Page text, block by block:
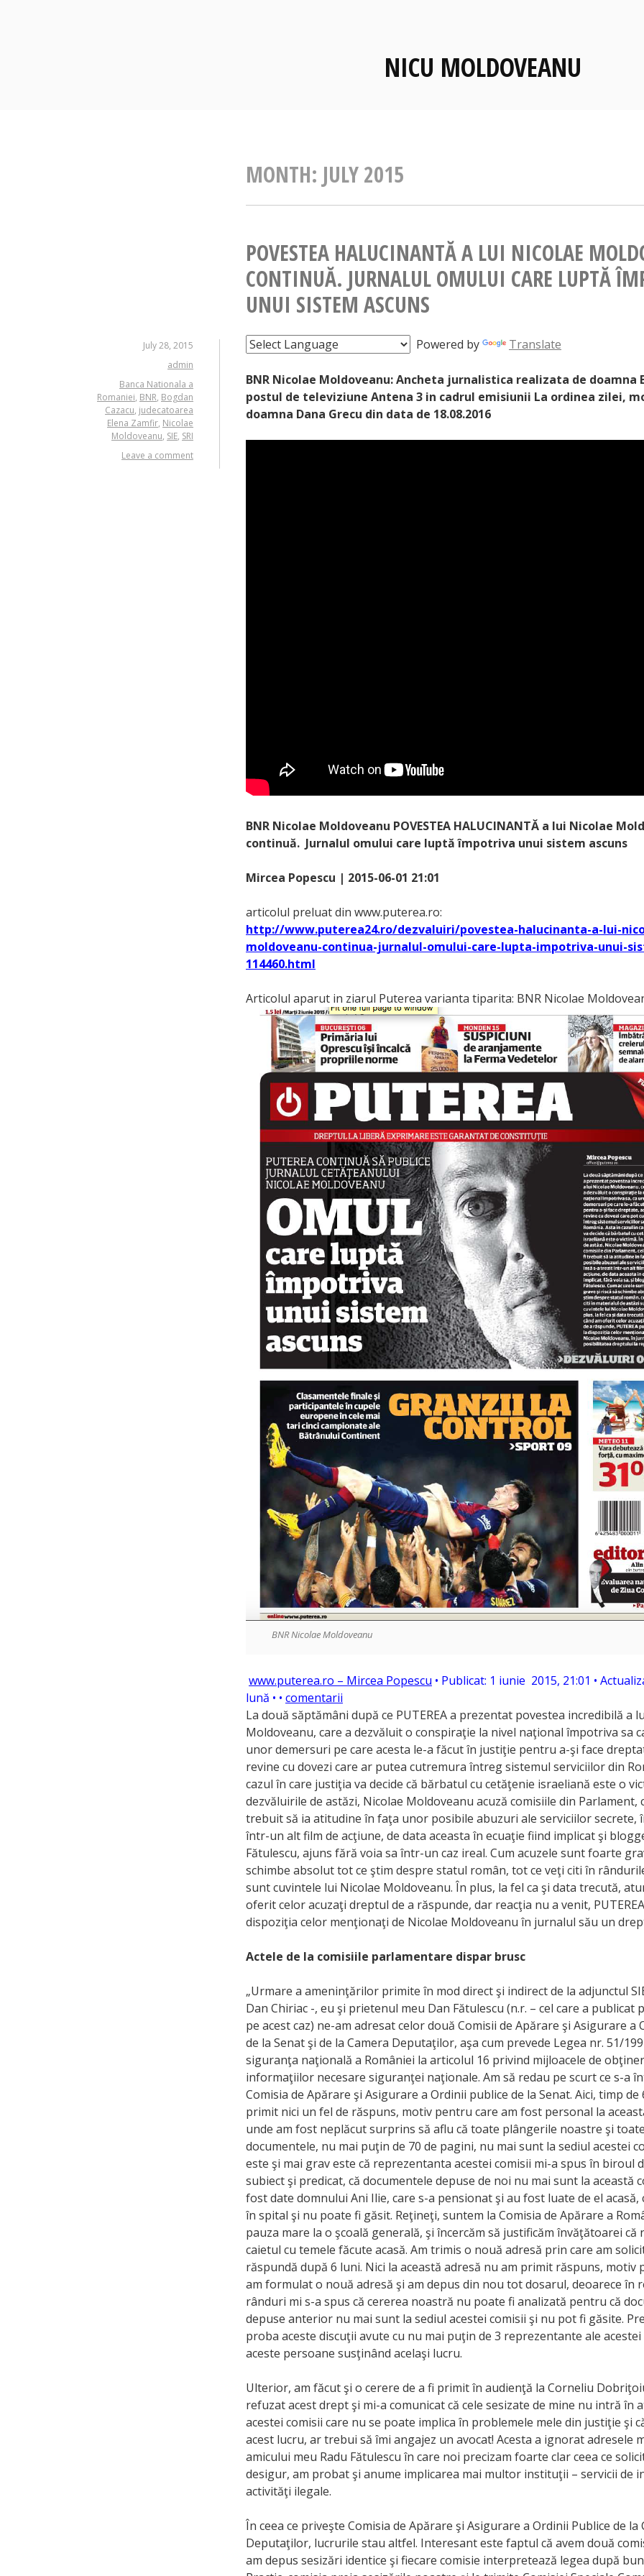
NICU MOLDOVEANU
MONTH: JULY 2015
POVESTEA HALUCINANTĂ A LUI NICOLAE
CONTINUĂ. JURNALUL OMULUI CARE LUPTĂ
UNUI SISTEM ASCUNS
July 28, 2015
admin
Banca Nationala a
Romaniei, BNR, Bogdan
Cazacu, judecatoarea
Elena Zamfir, Nicolae
Moldoveanu, SIE, SRI
Leave a comment
Powered by Translate
BNR Nicolae Moldoveanu: Ancheta jurnalistica realizata de doamna
postul de televiziune Antena 3 in cadrul emisiunii La ordinea zilei,
doamna Dana Grecu din data de 18.08.2016
BNR Nicolae Moldoveanu POVESTEA HALUCINANTĂ a lui Nicolae
continuă. Jurnalul omului care luptă împotriva unui sistem ascuns
Mircea Popescu | 2015-06-01 21:01
articolul preluat din www.puterea.ro:
http://www.puterea24.ro/dezvaluiri/povestea-halucinanta-a-lui-
moldoveanu-continua-jurnalul-omului-care-lupta-impotriva-unui-
114460.html
Articolul aparut in ziarul Puterea varianta tiparita: BNR Nicolae
BNR Nicolae Moldoveanu
www.puterea.ro – Mircea Popescu • Publicat: 1 iunie 2015, 21:01 •
lună • • comentarii
La două săptămâni după ce PUTEREA a prezentat povestea incredibilă a
Moldoveanu, care a dezvăluit o conspiraţie la nivel naţional împotriva sa
unor demersuri pe care acesta le-a făcut în justiţie pentru a-şi face
revine cu dovezi care ar putea cutremura întreg sistemul serviciilor din
cazul în care justiţia va decide că bărbatul cu cetăţenie israeliană este o
dezvăluirile de astăzi, Nicolae Moldoveanu acuză comisiile din Parlament,
trebuit să ia atitudine în faţa unor posibile abuzuri ale serviciilor secrete,
într-un alt film de acţiune, de data aceasta în ecuaţie fiind implicat şi
Fătulescu, ajuns fără voia sa într-un caz ireal. Cum acuzele sunt foarte
schimbe absolut tot ce ştim despre statul român, tot ce veţi citi în
sunt cuvintele lui Nicolae Moldoveanu. În plus, la fel ca şi data trecută,
oferit celor acuzaţi dreptul de a răspunde, dar reacţia nu a venit,
dispoziţia celor menţionaţi de Nicolae Moldoveanu în jurnalul său un
Actele de la comisiile parlamentare dispar brusc
„Urmare a ameninţărilor primite în mod direct şi indirect de la adjunctul
Dan Chiriac -, eu şi prietenul meu Dan Fătulescu (n.r. – cel care a publicat
pe acest caz) ne-am adresat celor două Comisii de Apărare şi Asigurare a
de la Senat şi de la Camera Deputaţilor, aşa cum prevede Legea nr. 51/
siguranţa naţională a României la articolul 16 privind mijloacele de
informaţiilor necesare siguranţei naţionale. Am să redau pe scurt ce s-a
Comisia de Apărare şi Asigurare a Ordinii publice de la Senat. Aici, timp
primit nici un fel de răspuns, motiv pentru care am fost personal la
unde am fost neplăcut surprins să aflu că toate plângerile noastre şi
documentele, nu mai puţin de 70 de pagini, nu mai sunt la sediul acestei
este şi mai grav este că reprezentanta acestei comisii mi-a spus în biroul
subiect şi predicat, că documentele depuse de noi nu mai sunt la această
fost date domnului Ani Ilie, care s-a pensionat şi au fost luate de el acasă,
în spital şi nu poate fi găsit. Reţineţi, suntem la Comisia de Apărare a
pauza mare la o şcoală generală, şi încercăm să justificăm învăţătoarei că
caietul cu temele făcute acasă. Am trimis o nouă adresă prin care am
răspundă după 6 luni. Nici la această adresă nu am primit răspuns, motiv
am formulat o nouă adresă şi am depus din nou tot dosarul, deoarece în
rânduri mi s-a spus că cererea noastră nu poate fi analizată pentru că
depuse anterior nu mai sunt la sediul acestei comisii şi nu pot fi găsite.
proba aceste discuţii avute cu nu mai puţin de 3 reprezentante ale
aceste persoane susţinând acelaşi lucru.
Ulterior, am făcut şi o cerere de a fi primit în audienţă la Corneliu
refuzat acest drept şi mi-a comunicat că cele sesizate de mine nu intră în
acestei comisii care nu se poate implica în problemele mele din justiţie şi
acest lucru, ar trebui să îmi angajez un avocat! Acesta a ignorat adresele
amicului meu Radu Fătulescu în care noi precizam foarte clar ceea ce
desigur, am probat şi anume implicarea mai multor instituţii – servicii de
activităţi ilegale.
În ceea ce priveşte Comisia de Apărare şi Asigurare a Ordinii Publice de la
Deputaţilor, lucrurile stau altfel. Interesant este faptul că avem două
am depus sesizări identice şi fiecare comisie interpretează legea după